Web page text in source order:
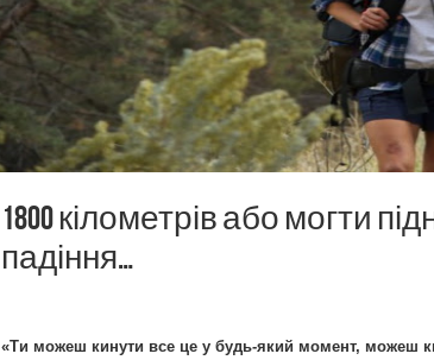
1800 кілометрів або могти
падіння…
«Ти можеш кинути все це у будь-який момент, можеш